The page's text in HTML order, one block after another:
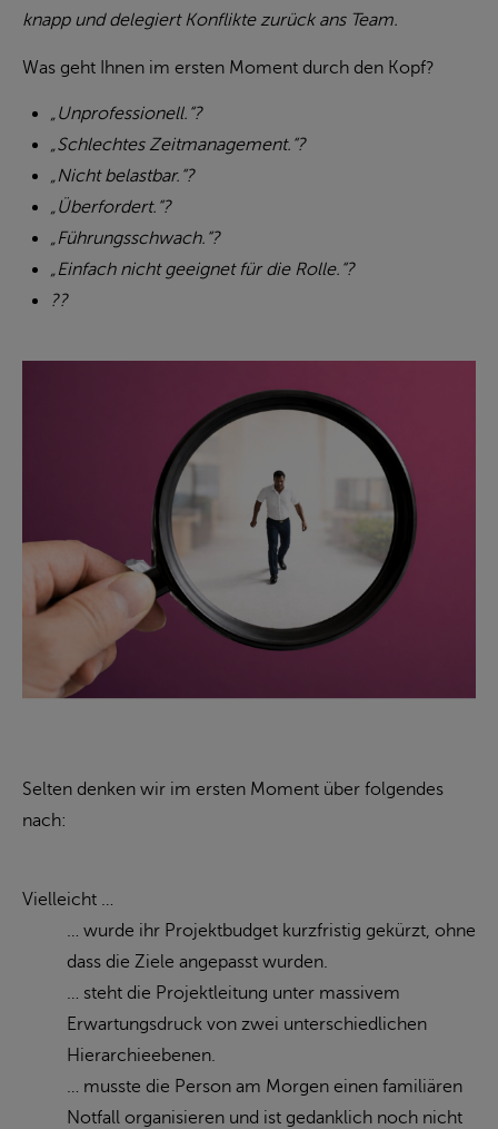
knapp und delegiert Konflikte zurück ans Team.
Was geht Ihnen im ersten Moment durch den Kopf?
„Unprofessionell.“?
„Schlechtes Zeitmanagement.“?
„Nicht belastbar.“?
„Überfordert.“?
„Führungsschwach.“?
„Einfach nicht geeignet für die Rolle.“?
??
Selten denken wir im ersten Moment über folgendes
nach:
Vielleicht …
… wurde ihr Projektbudget kurzfristig gekürzt, ohne
dass die Ziele angepasst wurden.
… steht die Projektleitung unter massivem
Erwartungsdruck von zwei unterschiedlichen
Hierarchieebenen.
… musste die Person am Morgen einen familiären
Notfall organisieren und ist gedanklich noch nicht